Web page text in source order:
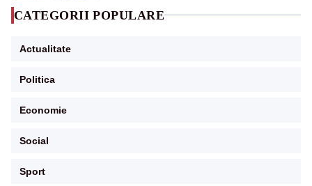
CATEGORII POPULARE
Actualitate
Politica
Economie
Social
Sport